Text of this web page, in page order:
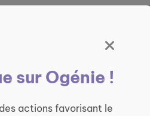
sur Ogénie !
actions favorisant le